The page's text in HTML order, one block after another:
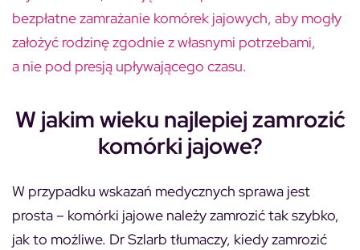
bezpłatne zamrażanie komórek jajowych, aby mogły
założyć rodzinę zgodnie z własnymi potrzebami,
a nie pod presją upływającego czasu.
W jakim wieku najlepiej zamrozić
komórki jajowe?
W przypadku wskazań medycznych sprawa jest
prosta – komórki jajowe należy zamrozić tak szybko,
jak to możliwe. Dr Szlarb tłumaczy, kiedy zamrozić